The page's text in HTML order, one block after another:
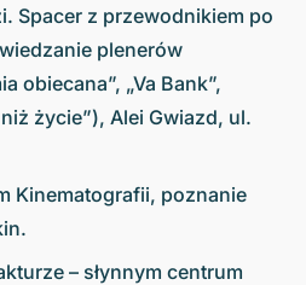
Spacer z przewodnikiem po
plenerów
obiecana”, „Va Bank”,
życie”), Alei Gwiazd, ul.
Kinematografii, poznanie
– słynnym centrum